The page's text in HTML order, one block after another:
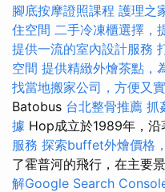
腳底按摩證照課程 護理之
住空間 二手冷凍櫃選擇，
提供一流的室內設計服務
空間 提供精緻外燴茶點，
找當地搬家公司，方便又
Batobus 台北整骨推薦 抓
據 Hop成立於1989年，
服務 探索buffet外燴價格
了霍普河的飛行，在主要
解Google Search